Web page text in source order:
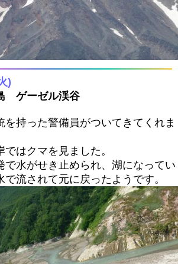
)
ゲーゼル渓谷
を持った警備員がついてきてくれま
はクマを見ました。
で水がせき止められ、湖になってい
で流されて元に戻ったようです。